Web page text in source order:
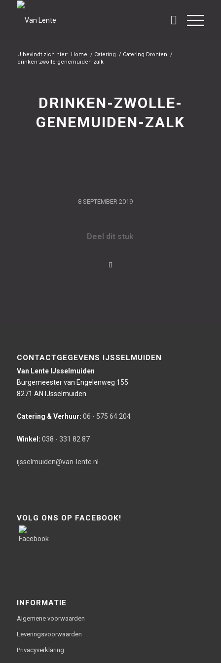
U bevindt zich hier: Home / Catering / Catering Dronten /
drinken-zwolle-genemuiden-zalk
DRINKEN-ZWOLLE-
GENEMUIDEN-ZALK
8 SEPTEMBER 2019
/
Deel dit stuk
CONTACTGEGEVENS IJSSELMUIDEN
Van Lente IJsselmuiden
Burgemeester van Engelenweg 155
8271 AN IJsselmuiden
Catering & Verhuur: 06 - 575 64 204
Winkel: 038 - 331 82 87
ijsselmuiden@van-lente.nl
VOLG ONS OP FACEBOOK!
INFORMATIE
Algemene voorwaarden
Leveringsvoorwaarden
Privacyverklaring